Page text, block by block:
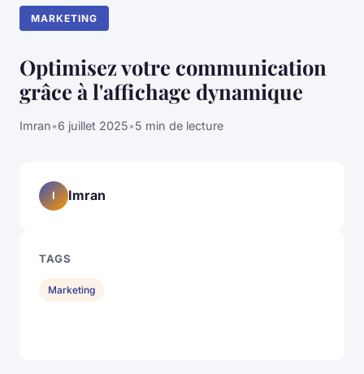
MARKETING
Optimisez votre communication
grâce à l'affichage dynamique
Imran•6 juillet 2025•5 min de lecture
I Imran
TAGS
Marketing